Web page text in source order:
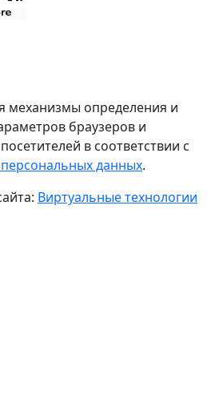
механизмы определения и
браузеров и
в соответствии с
данных.
Виртуальные технологии